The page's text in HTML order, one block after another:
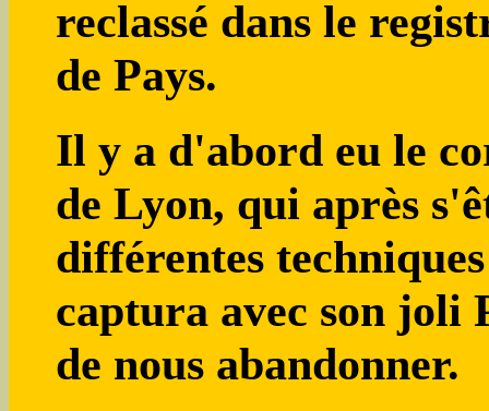
reclassé dans le
de Pays.
Il y a d'abord eu le
de Lyon, qui après
différentes
captura avec son joli
de nous abandonner.